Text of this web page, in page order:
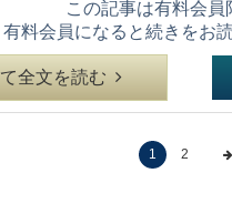
この記事は有料会員
有料会員になると続きをお
全文を読む
1 2